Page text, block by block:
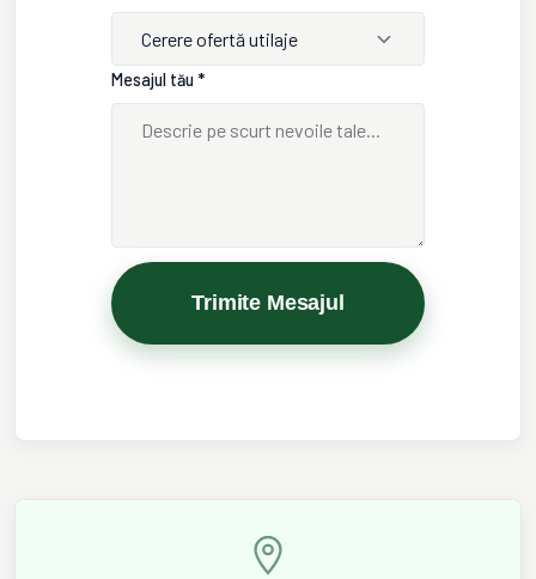
Cerere ofertă utilaje
Mesajul tău *
Trimite Mesajul